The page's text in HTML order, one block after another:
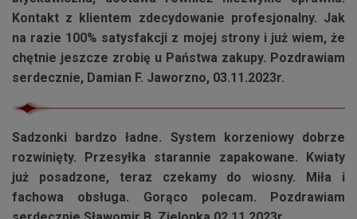
Kontakt z klientem zdecydowanie profesjonalny. Jak
na razie 100% satysfakcji z mojej strony i już wiem, że
chętnie jeszcze zrobię u Państwa zakupy. Pozdrawiam
serdecznie, Damian F. Jaworzno, 03.11.2023r.
Sadzonki bardzo ładne. System korzeniowy dobrze
rozwinięty. Przesyłka starannie zapakowane. Kwiaty
już posadzone, teraz czekamy do wiosny. Miła i
fachowa obsługa. Gorąco polecam. Pozdrawiam